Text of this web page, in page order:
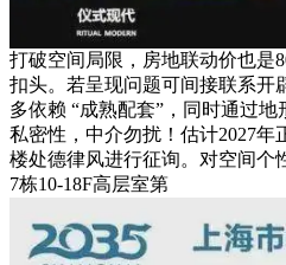
打破空间局限，房地联动价也是
扣头。若呈现问题可间接联系开
多依赖 “成熟配套”，同时通过
私密性，中介勿扰！估计2027年
楼处德律风进行征询。对空间个
7栋10-18F高层室第